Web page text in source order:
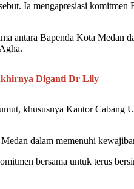
Ia mengapresiasi
antara Bapenda Kota
Diganti Dr Lily
khususnya Kantor
dalam memenuhi
bersama untuk terus